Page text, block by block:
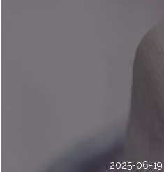
2025-06-